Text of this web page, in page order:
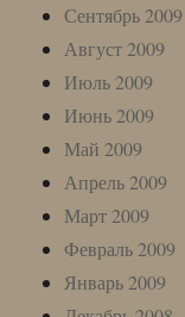
Сентябрь 2009
Август 2009
Июль 2009
Июнь 2009
Май 2009
Апрель 2009
Март 2009
Февраль 2009
Январь 2009